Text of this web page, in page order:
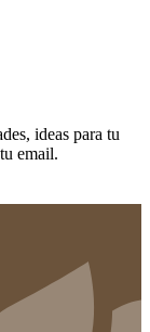
ideas para tu
email.